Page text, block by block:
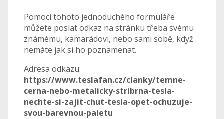
Pomocí tohoto jednoduchého formuláře
můžete poslat odkaz na stránku třeba svému
známému, kamarádovi, nebo sami sobě, když
nemáte jak si ho poznamenat.
Adresa odkazu:
https://www.teslafan.cz/clanky/temne-
cerna-nebo-metalicky-stribrna-tesla-
nechte-si-zajit-chut-tesla-opet-ochuzuje-
svou-barevnou-paletu